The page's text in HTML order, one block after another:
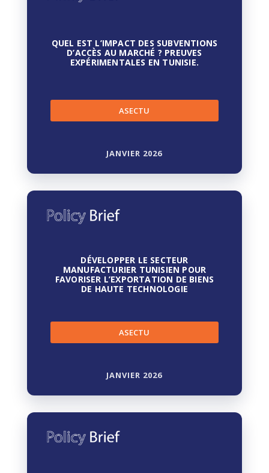
QUEL EST L’IMPACT DES SUBVENTIONS
D’ACCÈS AU MARCHÉ ? PREUVES
EXPÉRIMENTALES EN TUNISIE.
ASECTU
JANVIER 2026
DÉVELOPPER LE SECTEUR
MANUFACTURIER TUNISIEN POUR
FAVORISER L’EXPORTATION DE BIENS
DE HAUTE TECHNOLOGIE
ASECTU
JANVIER 2026